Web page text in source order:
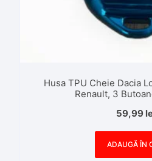
Husa TPU Cheie Dacia
Renault, 3
59,99
ADAUGĂ ÎN